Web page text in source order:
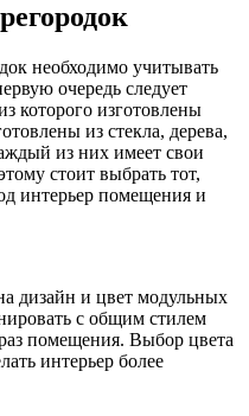
необходимо учитывать
очередь следует
которого изготовлены
из стекла, дерева,
из них имеет свои
стоит выбрать тот,
интерьер помещения и
дизайн и цвет модульных
с общим стилем
помещения. Выбор цвета
интерьер более